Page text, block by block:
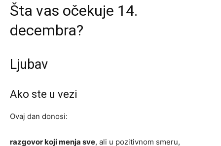
Šta vas očekuje 14.
decembra?
Ljubav
Ako ste u vezi
Ovaj dan donosi:
razgovor koji menja sve, ali u pozitivnom smeru,